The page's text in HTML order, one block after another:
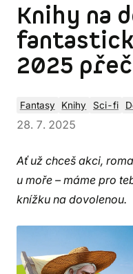
Knihy na
2025
Fantasy Knihy Sci-fi
28. 7. 2025
Ať už chceš akci,
u moře – máme pro
knížku na dovolenou.